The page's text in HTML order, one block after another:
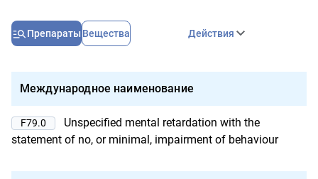
Препараты Вещества Действия
Международное наименование
F79.0
Unspecified mental retardation with the
statement of no, or minimal, impairment of behaviour